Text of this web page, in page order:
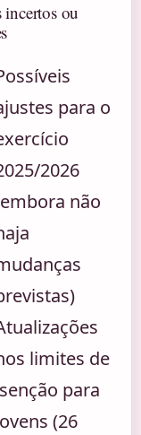
incertos ou
para o
2026
não
limites de
para
(26